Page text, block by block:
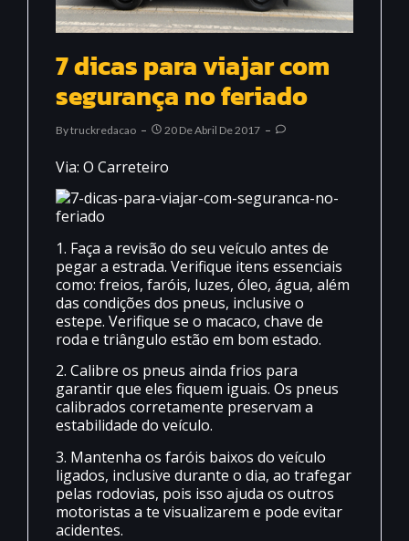
7 dicas para viajar com
segurança no feriado
ByTruckredacao 20 De Abril De 2017
Via: O Carreteiro
1. Faça a revisão do seu veículo antes de
pegar a estrada. Verifique itens essenciais
como: freios, faróis, luzes, óleo, água, além
das condições dos pneus, inclusive o
estepe. Verifique se o macaco, chave de
roda e triângulo estão em bom estado.
2. Calibre os pneus ainda frios para
garantir que eles fiquem iguais. Os pneus
calibrados corretamente preservam a
estabilidade do veículo.
3. Mantenha os faróis baixos do veículo
ligados, inclusive durante o dia, ao trafegar
pelas rodovias, pois isso ajuda os outros
motoristas a te visualizarem e pode evitar
acidentes.